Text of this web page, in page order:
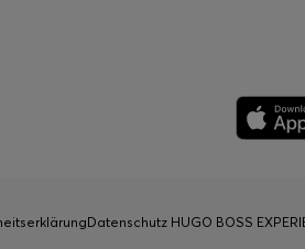
Datenschutz HUGO BOSS